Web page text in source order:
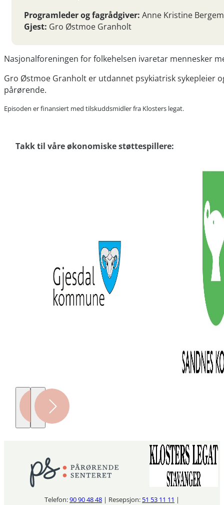
Programleder og fagrådgiver: Anne Kristine Bergem
Gjest: Gro Østmoe Granholt
Nasjonalforeningen for folkehelsen ivaretar mennesker
Gro Østmoe Granholt er utdannet psykiatrisk sykepleier
pårørende.
Episoden er finansiert med tilskuddsmidler fra Klosters legat.
Takk til våre økonomiske støttespillere:
Telefon:90 90 48 48 | Resepsjon: 51 53 11 11 |